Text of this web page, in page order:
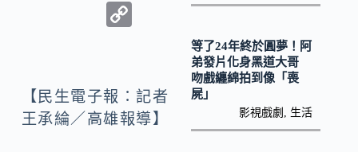
o
o
y
Li
【民生電子報：記者
王承綸／高雄報導】
等了24年終於圓夢！阿
弟發片化身黑道大哥
吻戲纏綿拍到像「喪
屍」
影視戲劇 生活